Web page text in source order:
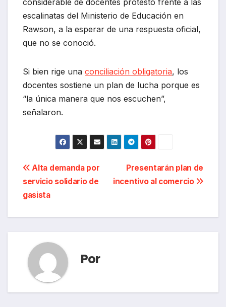
considerable de docentes protestó frente a las
escalinatas del Ministerio de Educación en
Rawson, a la esperar de una respuesta oficial,
que no se conoció.
Si bien rige una conciliación obligatoria, los
docentes sostiene un plan de lucha porque es
“la única manera que nos escuchen”,
señalaron.
Navegación
de
entradas
Presentarán plan de
incentivo al comercio
Alta demanda por
servicio solidario de
gasista
Por